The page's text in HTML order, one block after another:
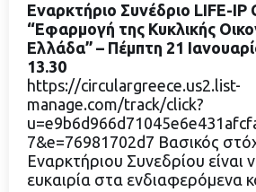
Εναρκτήριο Συνέδριο LIFE-IP
“Εφαρμογή της Κυκλικής
Ελλάδα” – Πέμπτη 21
13.30
https://circulargreece.us2.list-
manage.com/track/click?
7&e=76981702d7 Βασικός
Εναρκτήριου Συνεδρίου είναι
ευκαιρία στα ενδιαφερόμενα